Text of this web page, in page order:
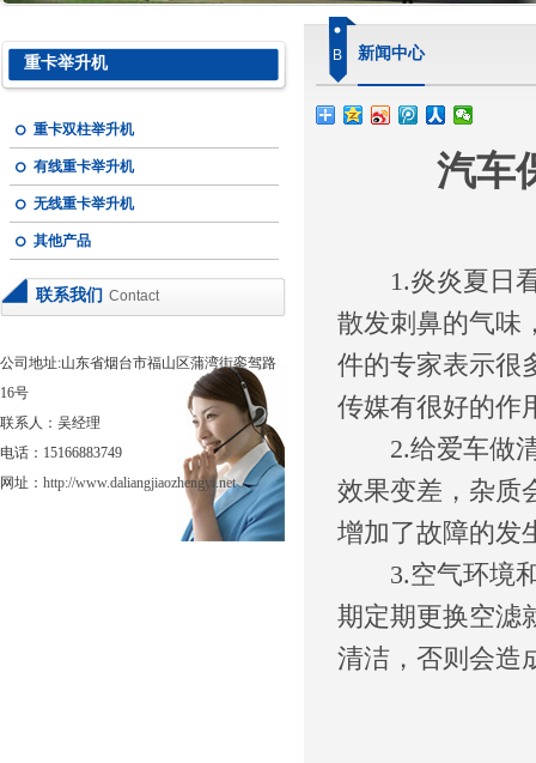
重卡举升机
重卡双柱举升机
有线重卡举升机
无线重卡举升机
其他产品
联系我们 Contact
公司地址:山东省烟台市福山区蒲湾街銮驾路
16号
联系人：吴经理
电话：15166883749
网址： http://www.daliangjiaozhengyi.net
B 新闻中心
汽车
1.炎炎夏日看
散发刺鼻的气味
件的专家表示很
传媒有很好的作
2.给爱车做清
效果变差，杂质
增加了故障的发
3.空气环境和
期定期更换空滤
清洁，否则会造